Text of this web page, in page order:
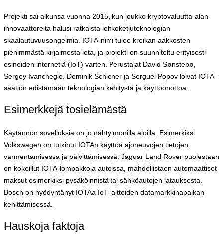
Projekti sai alkunsa vuonna 2015, kun joukko kryptovaluutta-alan
innovaattoreita halusi ratkaista lohkoketjuteknologian
skaalautuvuusongelmia. IOTA-nimi tulee kreikan aakkosten
pienimmästä kirjaimesta iota, ja projekti on suunniteltu erityisesti
esineiden internetiä (IoT) varten. Perustajat David Sønstebø,
Sergey Ivancheglo, Dominik Schiener ja Serguei Popov loivat IOTA-
säätiön edistämään teknologian kehitystä ja käyttöönottoa.
Esimerkkejä tosielämästä
Käytännön sovelluksia on jo nähty monilla aloilla. Esimerkiksi
Volkswagen on tutkinut IOTAn käyttöä ajoneuvojen tietojen
varmentamisessa ja päivittämisessä. Jaguar Land Rover puolestaan
on kokeillut IOTA-lompakkoja autoissa, mahdollistaen automaattiset
maksut esimerkiksi pysäköinnistä tai sähköautojen latauksesta.
Bosch on hyödyntänyt IOTAa IoT-laitteiden datamarkkinapaikan
kehittämisessä.
Hauskoja faktoja